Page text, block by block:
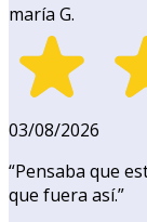
maría G.
03/08/2026
“Pensaba que
que fuera así.”